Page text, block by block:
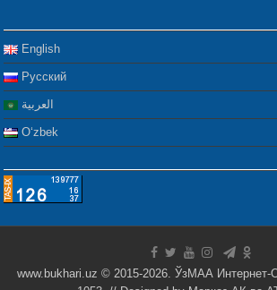
English
Русский
العربية
Oʻzbek
www.bukhari.uz © 2015-2026. ЎзМАА